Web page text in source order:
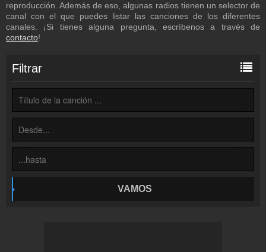
Programación
Los programas de Banda 93.3 FM
Contacto
Colaboración
¡Envía tu radio!
Inserción de la radio
Inclúyelo a tu sitio web
reproducción. Además de eso, algunas radios tienen un selector de
canal con el que puedes listar las canciones de los diferentes
canales. ¡Si tienes alguna pregunta, escríbenos a través de
contacto!
Filtrar
VAMOS